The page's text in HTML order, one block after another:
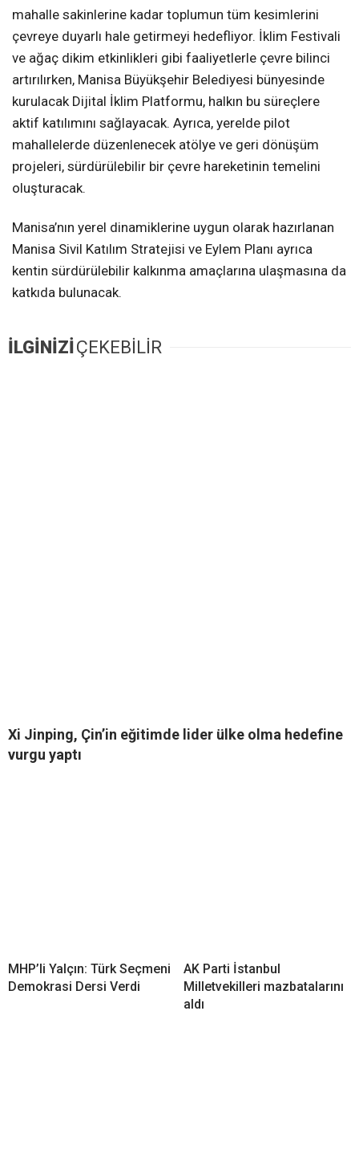
mahalle sakinlerine kadar toplumun tüm kesimlerini
çevreye duyarlı hale getirmeyi hedefliyor. İklim Festivali
ve ağaç dikim etkinlikleri gibi faaliyetlerle çevre bilinci
artırılırken, Manisa Büyükşehir Belediyesi bünyesinde
kurulacak Dijital İklim Platformu, halkın bu süreçlere
aktif katılımını sağlayacak. Ayrıca, yerelde pilot
mahallelerde düzenlenecek atölye ve geri dönüşüm
projeleri, sürdürülebilir bir çevre hareketinin temelini
oluşturacak.
Manisa’nın yerel dinamiklerine uygun olarak hazırlanan
Manisa Sivil Katılım Stratejisi ve Eylem Planı ayrıca
kentin sürdürülebilir kalkınma amaçlarına ulaşmasına da
katkıda bulunacak.
İLGİNİZİÇEKEBİLİR
Xi Jinping, Çin’in eğitimde lider ülke olma hedefine
vurgu yaptı
MHP’li Yalçın: Türk Seçmeni
Demokrasi Dersi Verdi
AK Parti İstanbul
Milletvekilleri mazbatalarını
aldı